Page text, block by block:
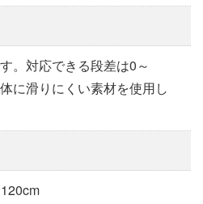
。対応できる段差は0～
に滑りにくい素材を使用し